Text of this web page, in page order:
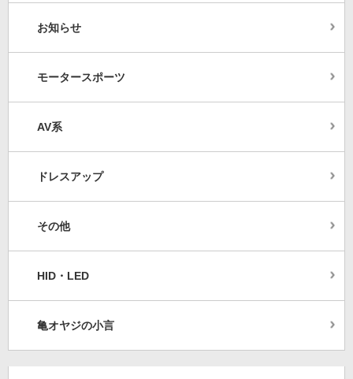
お知らせ
モータースポーツ
AV系
ドレスアップ
その他
HID・LED
亀オヤジの小言